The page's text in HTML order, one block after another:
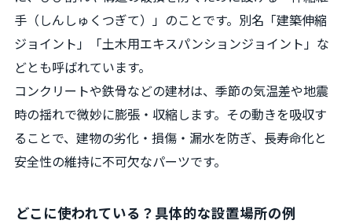
手（しんしゅくつぎて）」のことです。別名「建築伸縮
ジョイント」「土木用エキスパンションジョイント」な
どとも呼ばれています。
コンクリートや鉄骨などの建材は、季節の気温差や地震
時の揺れで微妙に膨張・収縮します。その動きを吸収す
ることで、建物の劣化・損傷・漏水を防ぎ、長寿命化と
安全性の維持に不可欠なパーツです。
どこに使われている？具体的な設置場所の例